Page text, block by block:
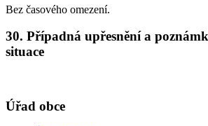
Bez časového omezení.
30. Případná upřesnění a
situace
Úřad obce